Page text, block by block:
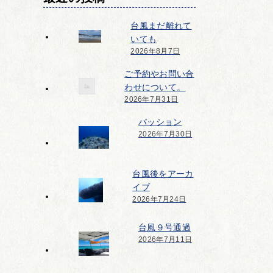
台風まだ離れて
いても
2026年8月7日
ご予約やお問い合
わせについて。
2026年7月31日
パッション
2026年7月30日
台風後をアーカ
イブ
2026年7月24日
台風９号通過
2026年7月11日